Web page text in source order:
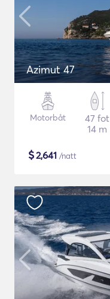
Azimut 47
Motorbåt
47 fot
14 m
$2,641 /natt